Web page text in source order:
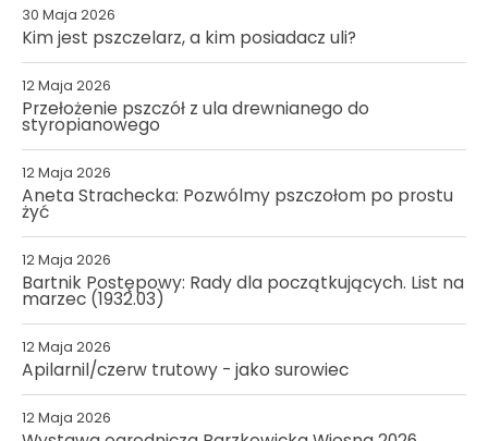
30 Maja 2026
Kim jest pszczelarz, a kim posiadacz uli?
12 Maja 2026
Przełożenie pszczół z ula drewnianego do
styropianowego
12 Maja 2026
Aneta Strachecka: Pozwólmy pszczołom po prostu
żyć
12 Maja 2026
Bartnik Postępowy: Rady dla początkujących. List na
marzec (1932.03)
12 Maja 2026
Apilarnil/czerw trutowy - jako surowiec
12 Maja 2026